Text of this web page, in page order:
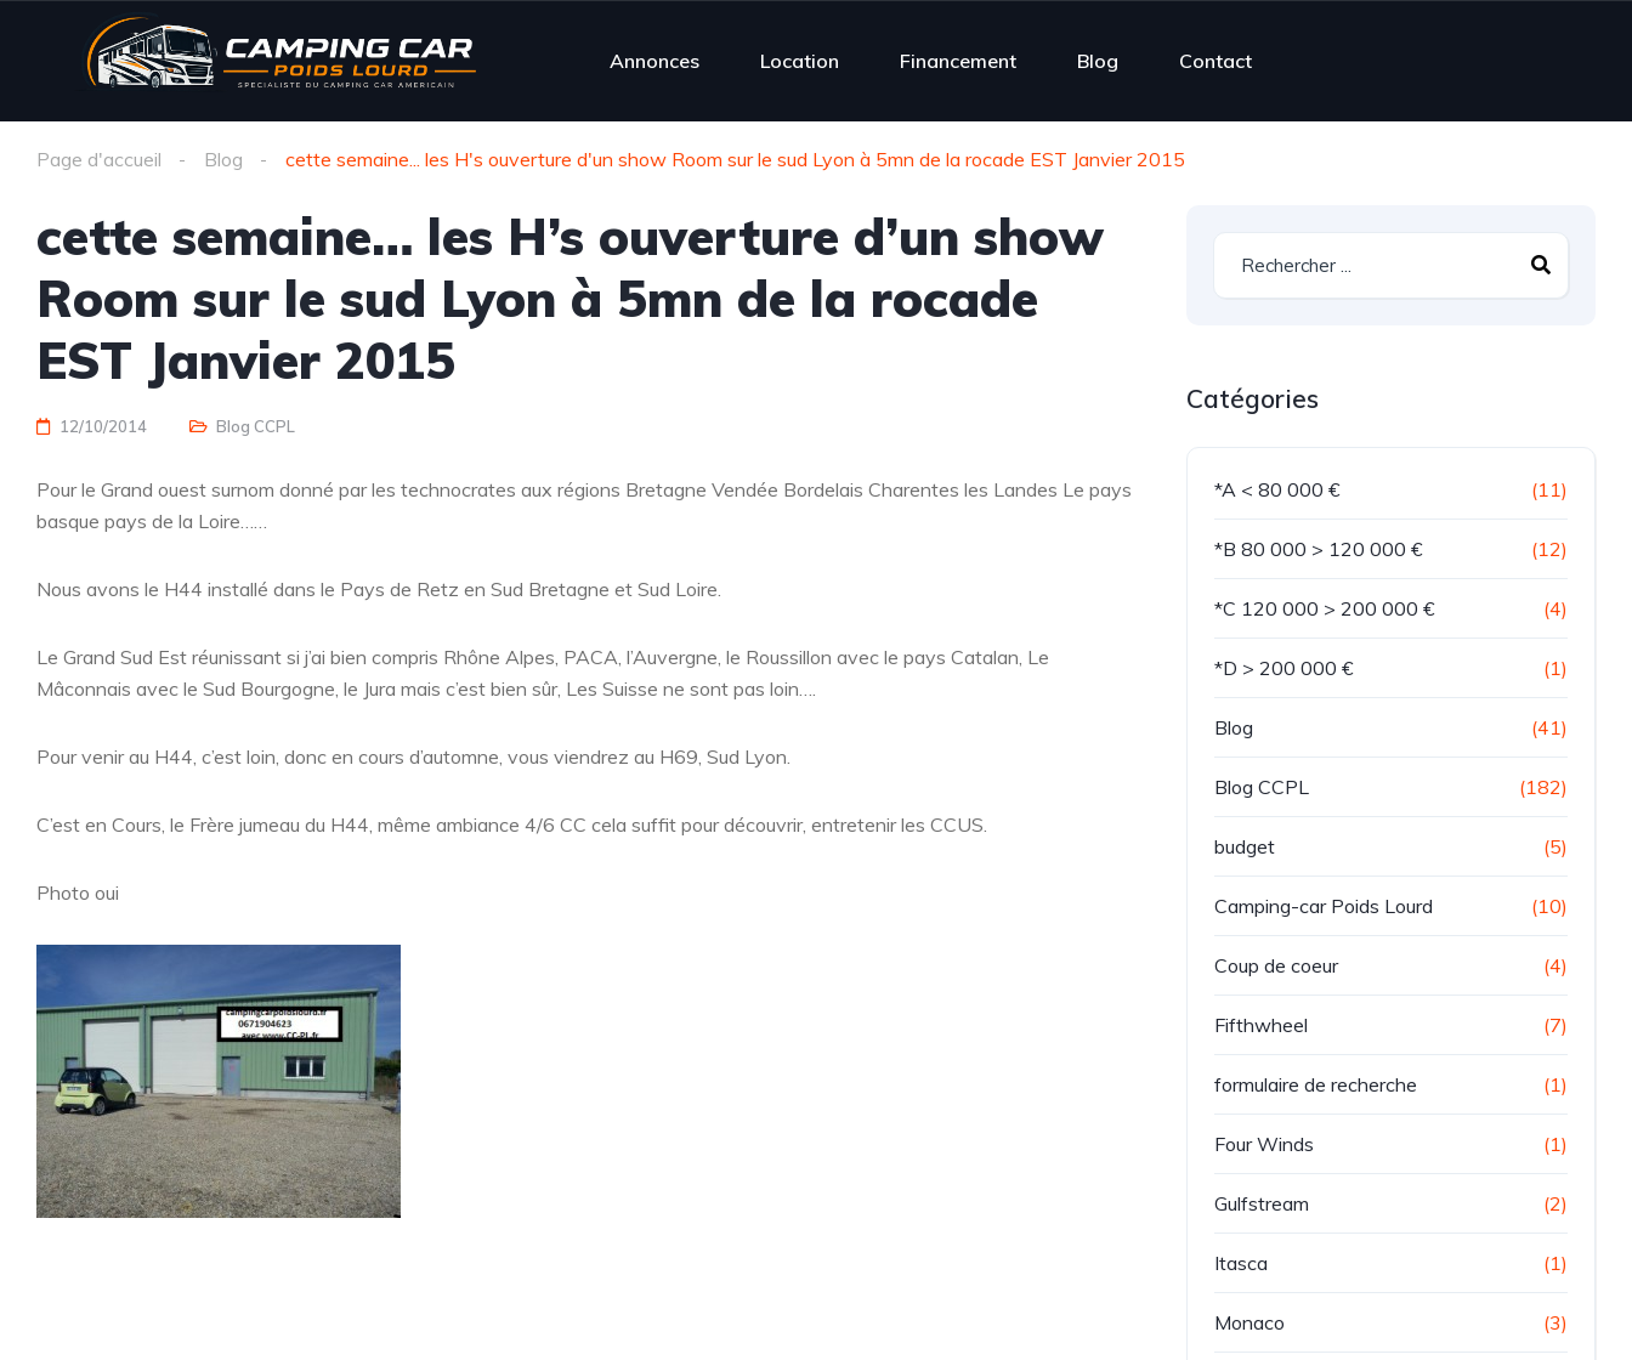
Annonces Location Financement Blog Contact
Page d'accueil Blog cette semaine... les H's ouverture d'un show Room sur le sud Lyon à 5mn de la rocade EST Janvier 2015
cette semaine… les H’s ouverture d’un show
Room sur le sud Lyon à 5mn de la rocade
EST Janvier 2015
12/10/2014 Blog CCPL
Pour le Grand ouest surnom donné par les technocrates aux régions Bretagne Vendée Bordelais Charentes les Landes Le pays
basque pays de la Loire……
Nous avons le H44 installé dans le Pays de Retz en Sud Bretagne et Sud Loire.
Le Grand Sud Est réunissant si j’ai bien compris Rhône Alpes, PACA, l’Auvergne, le Roussillon avec le pays Catalan, Le
Mâconnais avec le Sud Bourgogne, le Jura mais c’est bien sûr, Les Suisse ne sont pas loin….
Pour venir au H44, c’est loin, donc en cours d’automne, vous viendrez au H69, Sud Lyon.
C’est en Cours, le Frère jumeau du H44, même ambiance 4/6 CC cela suffit pour découvrir, entretenir les CCUS.
Photo oui
Catégories
*A < 80 000 € (11)
*B 80 000 > 120 000 € (12)
*C 120 000 > 200 000 € (4)
*D > 200 000 € (1)
Blog (41)
Blog CCPL (182)
budget (5)
Camping-car Poids Lourd (10)
Coup de coeur (4)
Fifthwheel (7)
formulaire de recherche (1)
Four Winds (1)
Gulfstream (2)
Itasca (1)
Monaco (3)